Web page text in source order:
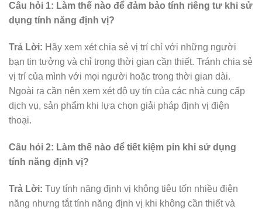
Câu hỏi 1: Làm thế nào để đảm bảo tính riêng tư khi sử
dụng tính năng định vị?
Trả Lời: Hãy xem xét chia sẻ vị trí chỉ với những người
bạn tin tưởng và chỉ trong thời gian cần thiết. Tránh chia sẻ
vị trí của mình với mọi người hoặc trong thời gian dài.
Ngoài ra cần nên xem xét độ uy tín của các nhà cung cấp
dịch vụ, sản phẩm khi lựa chọn giải pháp định vị điện
thoại.
Câu hỏi 2: Làm thế nào để tiết kiệm pin khi sử dụng
tính năng định vị?
Trả Lời: Tuy tính năng định vị không tiêu tốn nhiều điện
năng nhưng tắt tính năng định vị khi không cần thiết và